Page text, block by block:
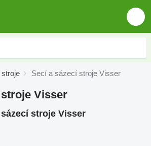
Secí a sázecí stroje Visser
Visser
stroje Visser